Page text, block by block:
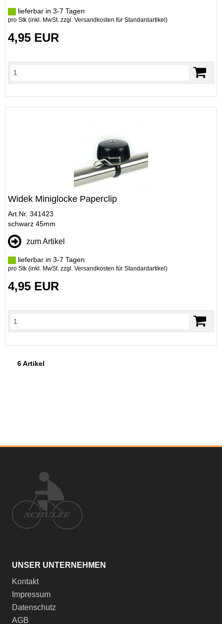
lieferbar in 3-7 Tagen
pro Stk (inkl. MwSt. zzgl. Versandkosten für Standardartikel )
4,95 EUR
Widek Miniglocke Paperclip
Art.Nr. 341423
schwarz 45mm
zum Artikel
lieferbar in 3-7 Tagen
pro Stk (inkl. MwSt. zzgl. Versandkosten für Standardartikel )
4,95 EUR
6 Artikel
UNSER UNTERNEHMEN
Kontakt
Impressum
Datenschutz
AGB